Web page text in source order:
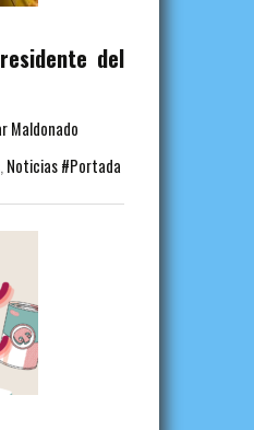
del
Maldonado
,Noticias #Portada